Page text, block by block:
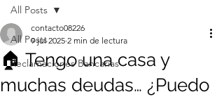
All Posts
Reclamaciones Bancarias
All Posts
🏠 Tengo una casa y
muchas deudas… ¿Puedo
contacto08226
9 jul 2025 2 min de lectura